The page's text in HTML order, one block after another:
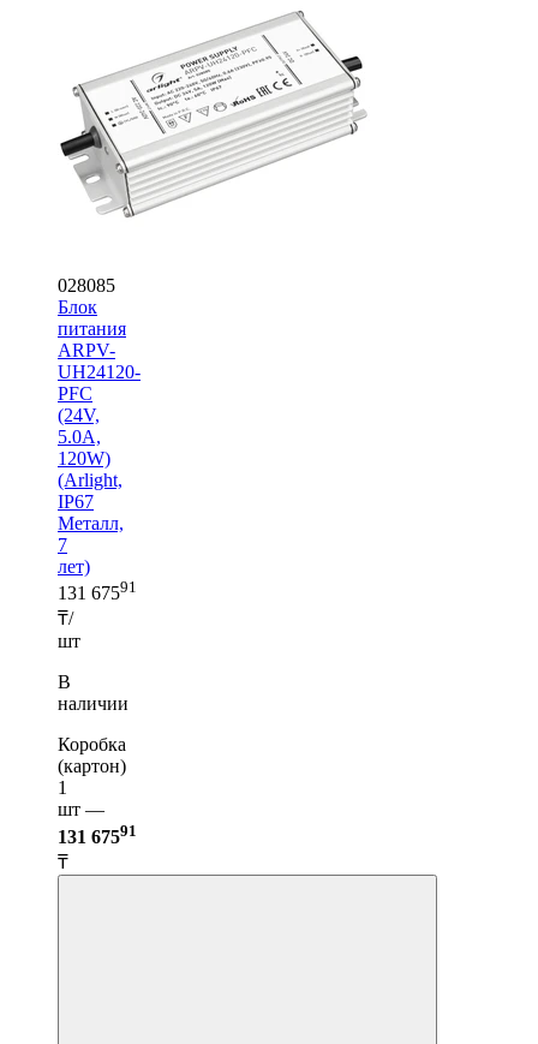
028085
Блок
питания
ARPV-
UH24120-
PFC
(24V,
5.0A,
120W)
(Arlight,
IP67
Металл,
7
лет)
131 67591
₸/
шт
В
наличии
Коробка
(картон)
1
шт —
131 67591
₸